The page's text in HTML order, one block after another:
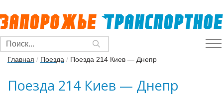
Главная / Поезда / Поезда 214 Киев — Днепр
Поезда 214 Киев — Днепр